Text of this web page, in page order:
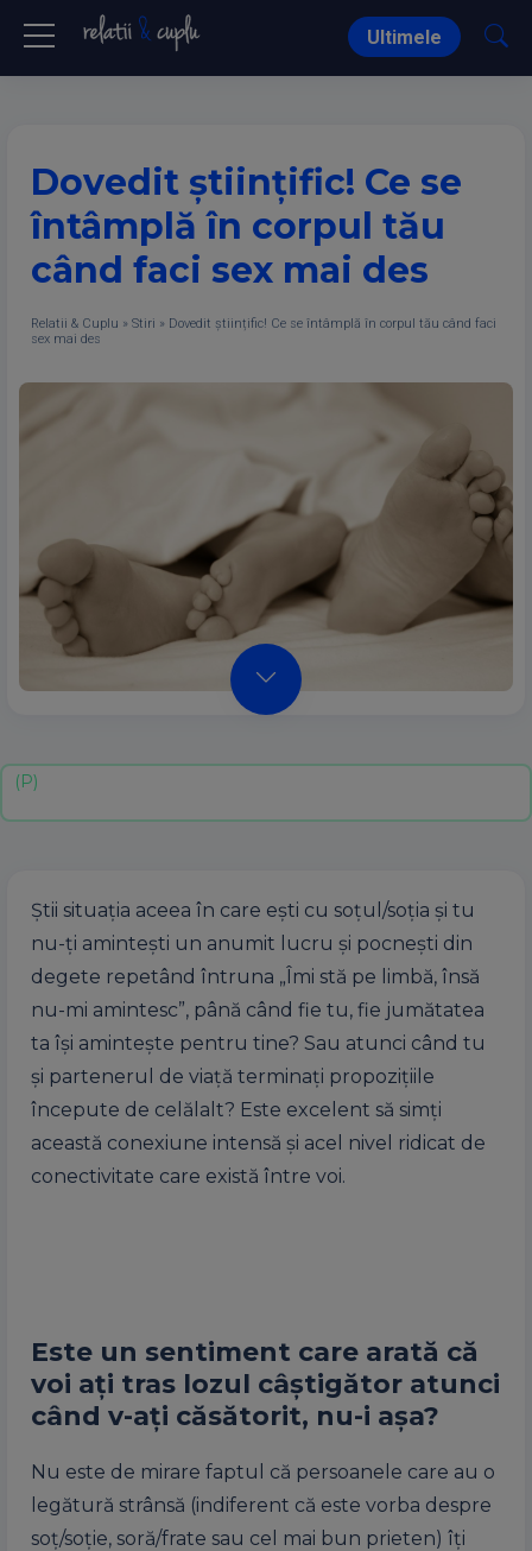
Ultimele
Dovedit științific! Ce se
întâmplă în corpul tău
când faci sex mai des
Relatii & Cuplu » Stiri » Dovedit științific! Ce se întâmplă în corpul tău când faci
sex mai des
Știi situația aceea în care ești cu soțul/soția și tu
nu-ți amintești un anumit lucru și pocnești din
degete repetând întruna „Îmi stă pe limbă, însă
nu-mi amintesc”, până când fie tu, fie jumătatea
ta își amintește pentru tine? Sau atunci când tu
și partenerul de viață terminați propozițiile
începute de celălalt? Este excelent să simți
această conexiune intensă și acel nivel ridicat de
conectivitate care există între voi.
Este un sentiment care arată că
voi ați tras lozul câștigător atunci
când v-ați căsătorit, nu-i așa?
Nu este de mirare faptul că persoanele care au o
legătură strânsă (indiferent că este vorba despre
soț/soție, soră/frate sau cel mai bun prieten) îți